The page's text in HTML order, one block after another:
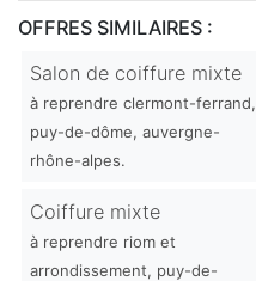
OFFRES SIMILAIRES :
Salon de coiffure mixte
à reprendre clermont-ferrand,
puy-de-dôme, auvergne-
rhône-alpes.
Coiffure mixte
à reprendre riom et
arrondissement, puy-de-